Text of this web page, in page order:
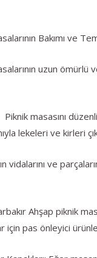
Bakımı ve
uzun
Piknik masasını
lekeleri ve kirleri
vidalarını ve
Ahşap piknik
için pas önleyici